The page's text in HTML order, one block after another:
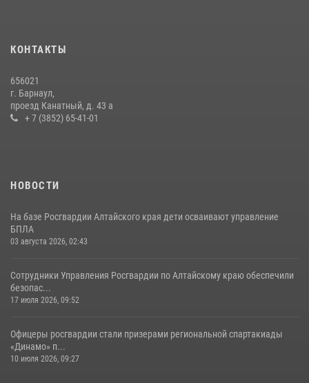
КОНТАКТЫ
656021
г. Барнаул,
проезд Канатный, д. 43 а
+ 7 (3852) 65-41-01
НОВОСТИ
На базе Росгвардии Алтайского края дети осваивают управление
БПЛА
03 августа 2026, 02:43
Сотрудники Управления Росгвардии по Алтайскому краю обеспечили
безопас...
17 июля 2026, 09:52
Офицеры росгвардии стали призерами региональной спартакиады
«Динамо» п...
10 июля 2026, 09:27